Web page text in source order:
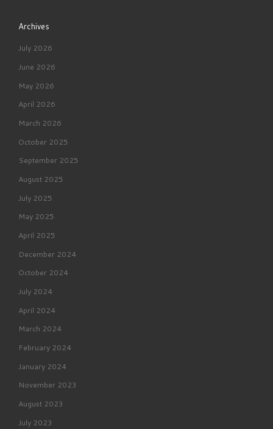
Archives
July 2026
June 2026
May 2026
April 2026
March 2026
October 2025
September 2025
August 2025
July 2025
May 2025
April 2025
December 2024
October 2024
July 2024
April 2024
March 2024
February 2024
January 2024
November 2023
August 2023
July 2023